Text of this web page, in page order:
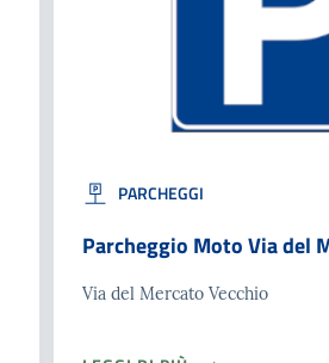
PARCHEGGI
Parcheggio Moto Via del
Via del Mercato Vecchio